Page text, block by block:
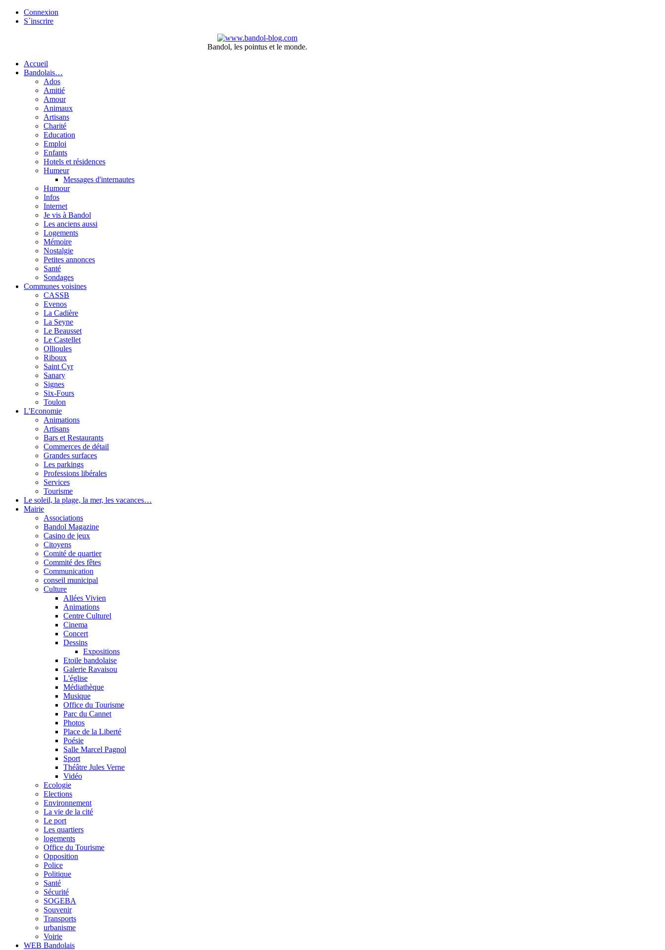
Connexion
S´inscrire
Bandol, les pointus et le monde.
Accueil
Bandolais…
Ados
Amitié
Amour
Animaux
Artisans
Charité
Education
Emploi
Enfants
Hotels et résidences
Humeur
Messages d'internautes
Humour
Infos
Internet
Je vis à Bandol
Les anciens aussi
Logements
Mémoire
Nostalgie
Petites annonces
Santé
Sondages
Communes voisines
CASSB
Evenos
La Cadière
La Seyne
Le Beausset
Le Castellet
Ollioules
Riboux
Saint Cyr
Sanary
Signes
Six-Fours
Toulon
L'Economie
Animations
Artisans
Bars et Restaurants
Commerces de détail
Grandes surfaces
Les parkings
Professions libérales
Services
Tourisme
Le soleil, la plage, la mer, les vacances…
Mairie
Associations
Bandol Magazine
Casino de jeux
Citoyens
Comité de quartier
Commité des fêtes
Communication
conseil municipal
Culture
Allées Vivien
Animations
Centre Culturel
Cinema
Concert
Dessins
Expositions
Etoile bandolaise
Galerie Ravaisou
L'église
Médiathèque
Musique
Office du Tourisme
Parc du Cannet
Photos
Place de la Liberté
Poésie
Salle Marcel Pagnol
Sport
Théâtre Jules Verne
Vidéo
Ecologie
Elections
Environnement
La vie de la cité
Le port
Les quartiers
logements
Office du Tourisme
Opposition
Police
Politique
Santé
Sécurité
SOGEBA
Souvenir
Transports
urbanisme
Voirie
WEB Bandolais